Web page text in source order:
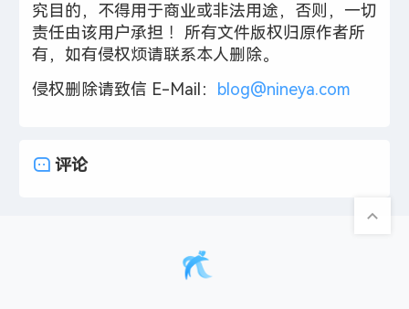
究目的，不得用于商业或非法用途，否则，一切
责任由该用户承担 ！所有文件版权归原作者所
有，如有侵权烦请联系本人删除。
侵权删除请致信 E-Mail： blog@nineya.com
评论